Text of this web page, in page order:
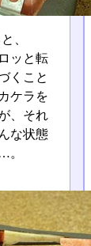
、
ッと転
くこと
ケラを
、それ
な状態
。